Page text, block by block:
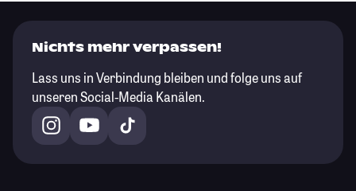
Nichts mehr verpassen!
Lass uns in Verbindung bleiben und folge uns auf
unseren Social-Media Kanälen.